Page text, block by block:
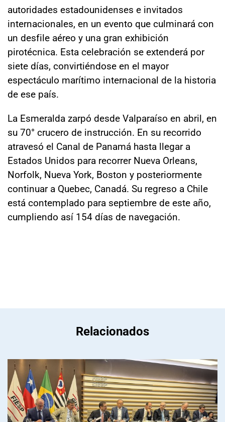
autoridades estadounidenses e invitados
internacionales, en un evento que culminará con
un desfile aéreo y una gran exhibición
pirotécnica. Esta celebración se extenderá por
siete días, convirtiéndose en el mayor
espectáculo marítimo internacional de la historia
de ese país.
La Esmeralda zarpó desde Valparaíso en abril, en
su 70° crucero de instrucción. En su recorrido
atravesó el Canal de Panamá hasta llegar a
Estados Unidos para recorrer Nueva Orleans,
Norfolk, Nueva York, Boston y posteriormente
continuar a Quebec, Canadá. Su regreso a Chile
está contemplado para septiembre de este año,
cumpliendo así 154 días de navegación.
Relacionados